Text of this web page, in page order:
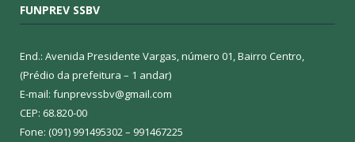
FUNPREV SSBV
End.: Avenida Presidente Vargas, número 01, Bairro Centro,
(Prédio da prefeitura – 1 andar)
E-mail: funprevssbv@gmail.com
CEP: 68.820-00
Fone: (091) 991495302 – 991467225